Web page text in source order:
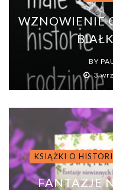
WZNOWIENIE
BY
3
KSIĄŻKI O
FANTAZJE